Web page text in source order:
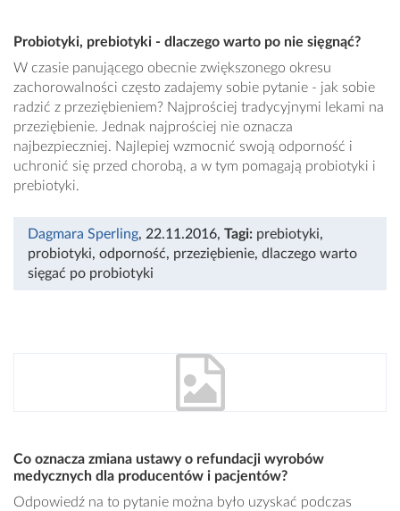
Probiotyki, prebiotyki - dlaczego warto po nie sięgnąć?
W czasie panującego obecnie zwiększonego okresu
zachorowalności często zadajemy sobie pytanie - jak sobie
radzić z przeziębieniem? Najprościej tradycyjnymi lekami na
przeziębienie. Jednak najprościej nie oznacza
najbezpieczniej. Najlepiej wzmocnić swoją odporność i
uchronić się przed chorobą, a w tym pomagają probiotyki i
prebiotyki.
Dagmara Sperling, 22.11.2016, Tagi: prebiotyki,
probiotyki, odporność, przeziębienie, dlaczego warto
sięgać po probiotyki
Co oznacza zmiana ustawy o refundacji wyrobów
medycznych dla producentów i pacjentów?
Odpowiedź na to pytanie można było uzyskać podczas